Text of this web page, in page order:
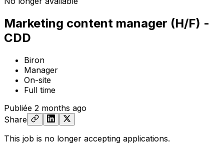
Marketing content manager (H/F) -
CDD
Biron
Manager
On-site
Full time
Publiée 2 months ago
Share
This job is no longer accepting applications.